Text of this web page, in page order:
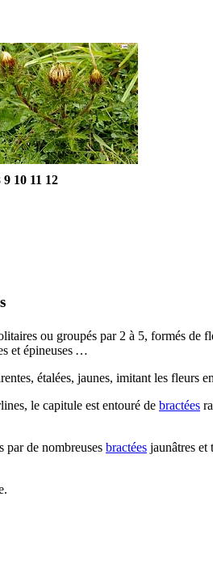
9 10 11 12
ou groupés par 2 à 5, formés de
et épineuses …
étalées, jaunes, imitant les fleurs
le capitule est entouré de bractées
par de nombreuses bractées jaunâtres et